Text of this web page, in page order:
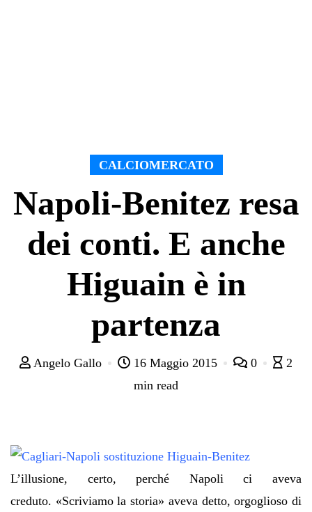
CALCIOMERCATO
Napoli-Benitez resa
dei conti. E anche
Higuain è in
partenza
Angelo Gallo 16 Maggio 2015 0
2
min read
L’illusione, certo, perché Napoli ci aveva
creduto. «Scriviamo la storia» aveva detto, orgoglioso di